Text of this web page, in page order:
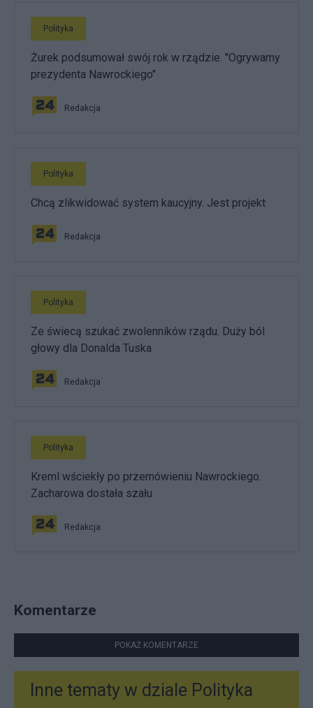
Polityka
Żurek podsumował swój rok w rządzie. "Ogrywamy
prezydenta Nawrockiego"
Redakcja
Polityka
Chcą zlikwidować system kaucyjny. Jest projekt
Redakcja
Polityka
Ze świecą szukać zwolenników rządu. Duży ból
głowy dla Donalda Tuska
Redakcja
Polityka
Kreml wściekły po przemówieniu Nawrockiego.
Zacharowa dostała szału
Redakcja
Komentarze
POKAŻ KOMENTARZE
Inne tematy w dziale Polityka